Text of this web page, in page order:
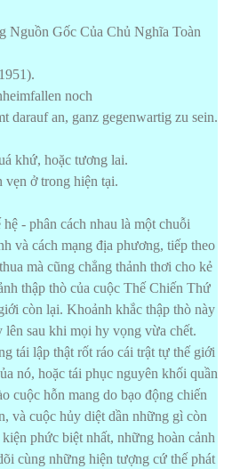
Gốc Của Chủ Nghĩa Toàn
noch
darauf an, ganz gegenwartig zu sein.
khứ, hoặc tương lai.
ở trong hiện tại.
- phân cách nhau là một chuỗi
và cách mạng địa phương, tiếp theo
mà cũng chẳng thảnh thơi cho kẻ
thập thò của cuộc Thế Chiến Thứ
còn lại. Khoảnh khắc thập thò này
sau khi mọi hy vọng vừa chết.
tái lập thật rốt ráo cái trật tự thế giới
nó, hoặc tái phục nguyên khối quần
cuộc hỗn mang do bạo động chiến
và cuộc hủy diệt dần những gì còn
phức biệt nhất, những hoàn cảnh
cùng những hiện tượng cứ thế phát